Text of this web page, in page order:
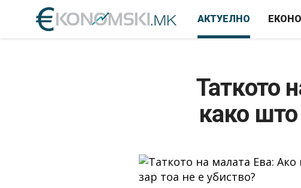
АКТУЕЛНО
Таткото
како што